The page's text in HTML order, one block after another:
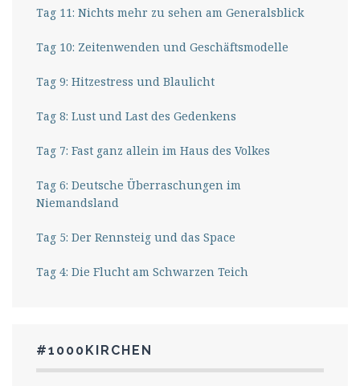
Tag 11: Nichts mehr zu sehen am Generalsblick
Tag 10: Zeitenwenden und Geschäftsmodelle
Tag 9: Hitzestress und Blaulicht
Tag 8: Lust und Last des Gedenkens
Tag 7: Fast ganz allein im Haus des Volkes
Tag 6: Deutsche Überraschungen im
Niemandsland
Tag 5: Der Rennsteig und das Space
Tag 4: Die Flucht am Schwarzen Teich
#1000KIRCHEN